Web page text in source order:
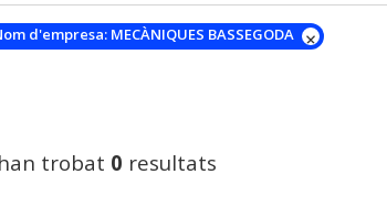
d'empresa:MECÀNIQUES BASSEGODA
trobat 0 resultats